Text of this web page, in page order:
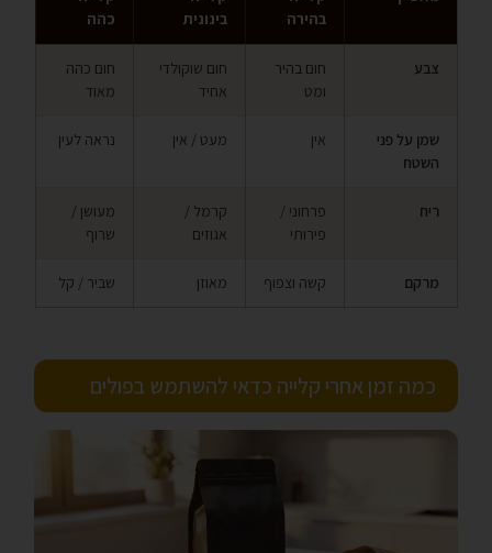
בהירה
בינונית
כהה
צבע
חום בהיר
ומט
חום שוקולדי
אחיד
חום כהה
מאוד
שמן על פני
השטח
אין מעט / אין נראה לעין
ריח
פרחוני /
פירותי
קרמל /
אגוזים
מעושן /
שרוף
מרקם קשה וצפוף מאוזן שביר / קל
כמה זמן אחרי קלייה כדאי להשתמש בפולים